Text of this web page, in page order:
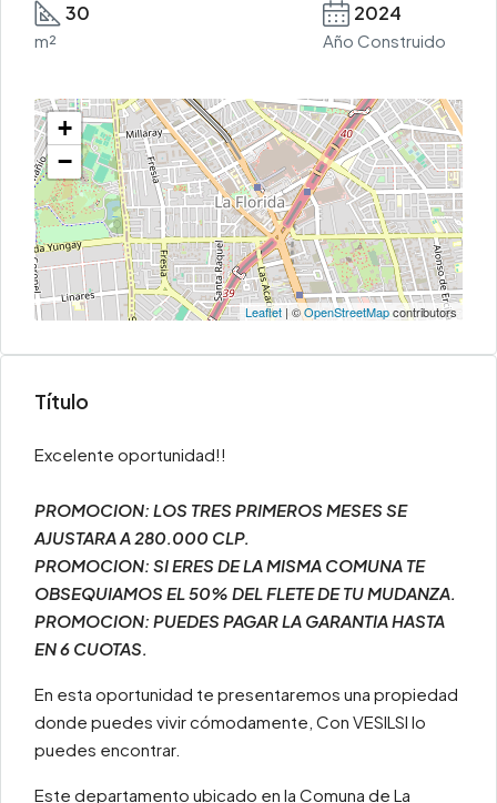
30
m²
2024
Año Construido
+
−
Leaflet | ©OpenStreetMapcontributors
Título
Excelente oportunidad!!
PROMOCION: LOS TRES PRIMEROS MESES SE
AJUSTARA A 280.000 CLP.
PROMOCION: SI ERES DE LA MISMA COMUNA TE
OBSEQUIAMOS EL 50% DEL FLETE DE TU MUDANZA.
PROMOCION: PUEDES PAGAR LA GARANTIA HASTA
EN 6 CUOTAS.
En esta oportunidad te presentaremos una propiedad
donde puedes vivir cómodamente, Con VESILSI lo
puedes encontrar.
Este departamento ubicado en la Comuna de La